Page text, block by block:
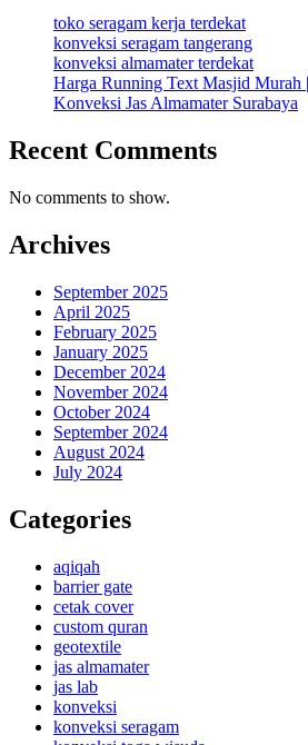
toko seragam kerja terdekat
konveksi seragam tangerang
konveksi almamater terdekat
Harga Running Text Masjid
Konveksi Jas Almamater Surabaya
Recent Comments
No comments to show.
Archives
September 2025
April 2025
February 2025
January 2025
December 2024
November 2024
October 2024
September 2024
August 2024
July 2024
Categories
aqiqah
barrier gate
cetak cover
custom quran
geotextile
jas almamater
jas lab
konveksi
konveksi seragam